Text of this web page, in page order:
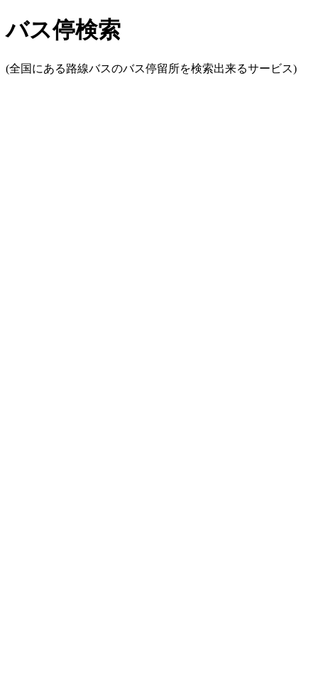
バス停検索
(全国にある路線バスのバス停留所を検索出来るサービス)